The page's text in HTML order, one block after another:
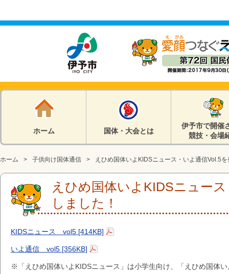
ホーム 国体・大会とは
伊予市で開催
競技・会場
ホーム 子供向け国体通信 えひめ国体いよKIDSニュース・いよ通信Vol.5
えひめ国体いよKIDSニュー
しました！
KIDSニュース vol5 [414KB]
いよ通信 vol5 [356KB]
※「えひめ国体いよKIDSニュース」は小学生向け、「えひめ国体